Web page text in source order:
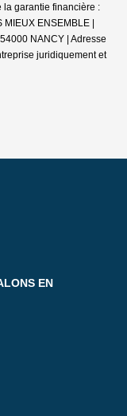
la garantie financière :
MIEUX ENSEMBLE |
NANCY | Adresse
juridiquement et
EN